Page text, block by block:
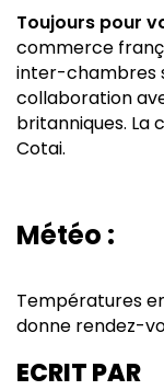
Toujours pour
commerce
inter-chambres
collaboration
britanniques. La
Cotai.
Météo :
Températures
donne rendez-
ECRIT PAR